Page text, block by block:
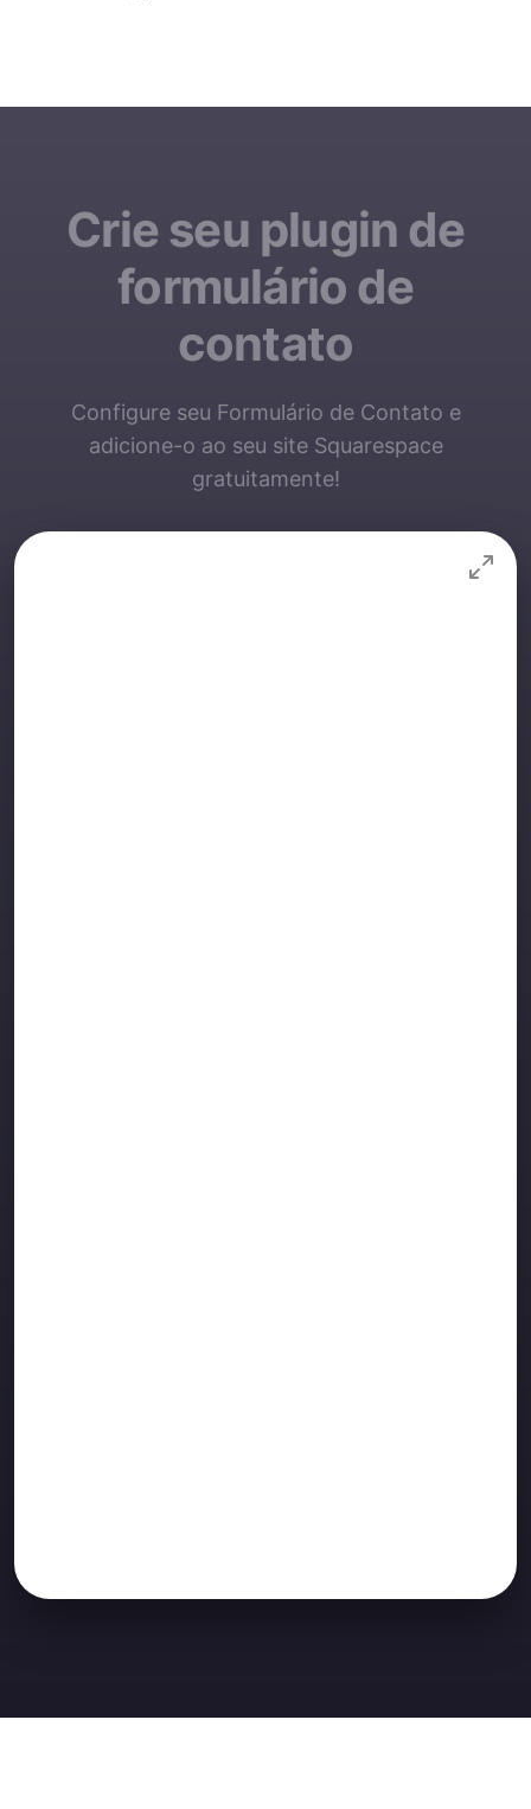
Crie seu plugin de
formulário de
contato
Configure seu Formulário de Contato e
adicione-o ao seu site Squarespace
gratuitamente!